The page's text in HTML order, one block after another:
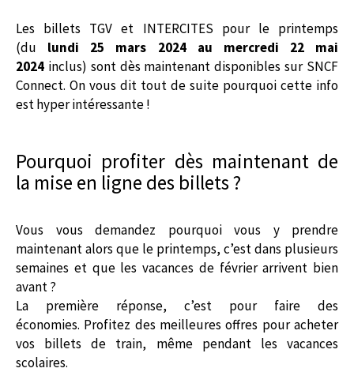
Les billets TGV et INTERCITES pour le printemps
(du lundi
25 mars 2024 au mercredi 22 mai
2024 inclus) sont dès maintenant disponibles sur SNCF
Connect. On vous dit tout de suite pourquoi cette info
est hyper intéressante !
Pourquoi profiter dès maintenant de
la mise en ligne des billets ?
Vous vous demandez pourquoi vous y prendre
maintenant alors que le printemps, c’est dans plusieurs
semaines et que les vacances de février arrivent bien
avant ?
La première réponse, c’est pour faire des
économies. Profitez des meilleures offres pour acheter
vos billets de train, même pendant les vacances
scolaires.